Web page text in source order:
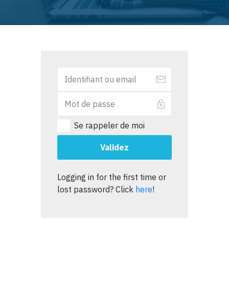
Se rappeler de moi
Validez
Logging in for the first time or
lost password? Click here!